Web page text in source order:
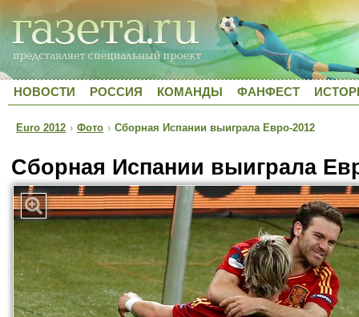
НОВОСТИ РОССИЯ КОМАНДЫ ФАНФЕСТ
Euro 2012 › Фото › Сборная Испании выиграла Евро-2012
Сборная Испании выиграла